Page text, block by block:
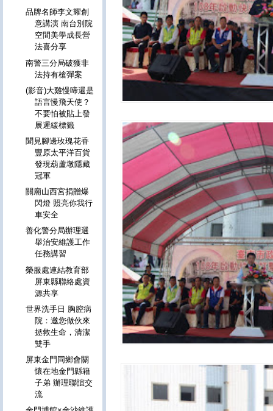
品牌名師李文耀創
意講演 南台別院
空間美學成長營
法喜分享
南警三分局破獲非
法持有槍彈案
(影音)大雞慢啼還是
語言慢飛天使？
不要怕被貼上發
展遲緩標籤
聞見腳邊玫瑰花香
豐原太平洋百貨
發現葫蘆墩隱藏
冠軍
關廟山西宮捐贈爆
閃燈 照亮你我行
車安全
善化警分局辦理選
舉治安維護工作
任務講習
榮服處連結教育部
屏東縣聯絡處資
源共享
世界洗手日 胸腔病
院：邀您做伙來
拯救生命，清潔
雙手
屏東金門同鄉會關
懷在地金門縣籍
子弟 辦理聯誼交
流